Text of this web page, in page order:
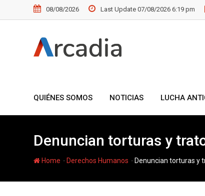
to
08/08/2026 Last Update 07/08/2026 6:19 pm
QUIÉNES SOMOS NOTICIAS LUCHA
Denuncian torturas y
Home - Derechos Humanos - Denuncian torturas y